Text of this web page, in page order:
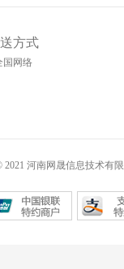
方式
国网络
2021 河南网晟信息技术有